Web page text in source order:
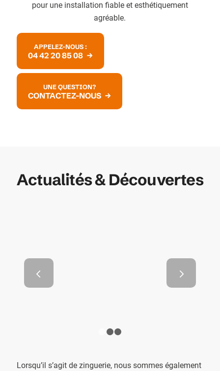
pour une installation fiable et esthétiquement
agréable.
APPELEZ-NOUS :
04 42 20 85 08
UNE QUESTION?
CONTACTEZ-NOUS
Actualités & Découvertes
Les différents types
Lorsqu’il s’agit de zinguerie, nous sommes également